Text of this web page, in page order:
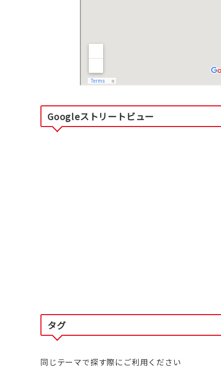
Googleストリートビュー
タグ
同じテーマで探す際にご利用ください